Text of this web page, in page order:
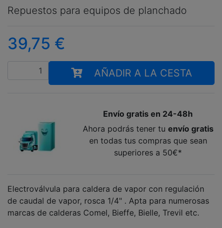
Repuestos para equipos de planchado
39,75 €
Cantidad
AÑADIR A LA CESTA
Envío gratis en 24-48h
Ahora podrás tener tu envío gratis
en todas tus compras que sean
superiores a 50€*
Electroválvula para caldera de vapor con regulación
de caudal de vapor, rosca 1/4" . Apta para numerosas
marcas de calderas Comel, Bieffe, Bielle, Trevil etc.